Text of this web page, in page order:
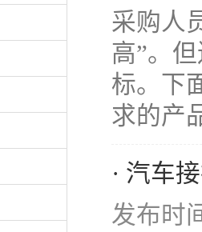
采购人
高”。
标。下
求的产
· 汽车
发布时